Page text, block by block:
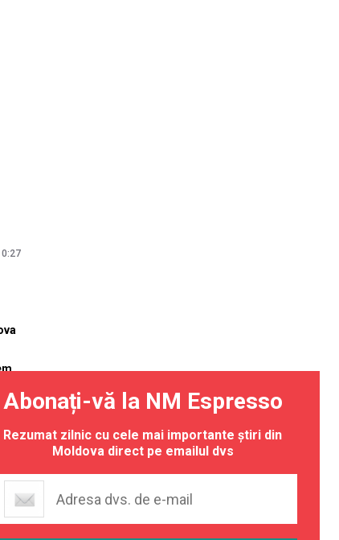
Abonați-vă la NM Espresso
Rezumat zilnic cu cele mai importante știri din
Moldova direct pe emailul dvs